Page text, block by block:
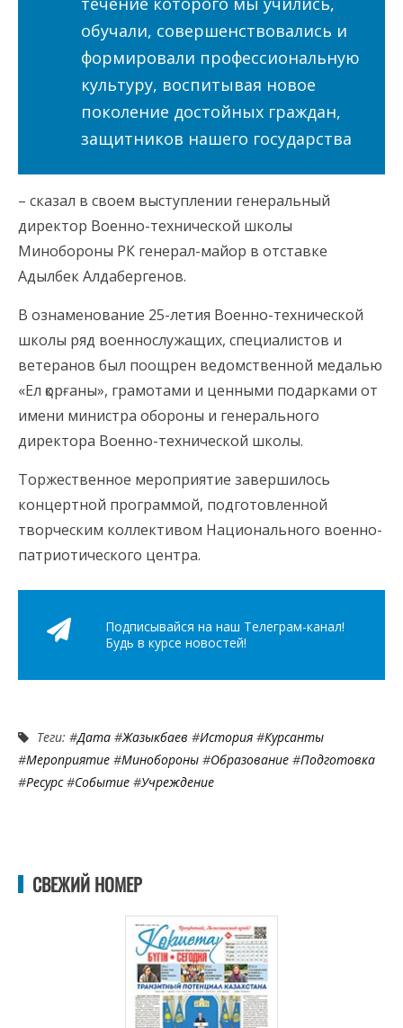
обучали, совершенствовались и
формировали профессиональную
культуру, воспитывая новое
поколение достойных граждан,
защитников нашего государства
– сказал в своем выступлении генеральный
директор Военно-технической школы
Минобороны РК генерал-майор в отставке
Адылбек Алдабергенов.
В ознаменование 25-летия Военно-технической
школы ряд военнослужащих, специалистов и
ветеранов был поощрен ведомственной медалью
«Ел қорғаны», грамотами и ценными подарками от
имени министра обороны и генерального
директора Военно-технической школы.
Торжественное мероприятие завершилось
концертной программой, подготовленной
творческим коллективом Национального военно-
патриотического центра.
Подписывайся на наш Телеграм-канал!
Будь в курсе новостей!
Теги: #Дата #Жазыкбаев #История #Курсанты
#Мероприятие #Минобороны #Образование #Подготовка
#Ресурс#Событие #Учреждение
СВЕЖИЙ НОМЕР